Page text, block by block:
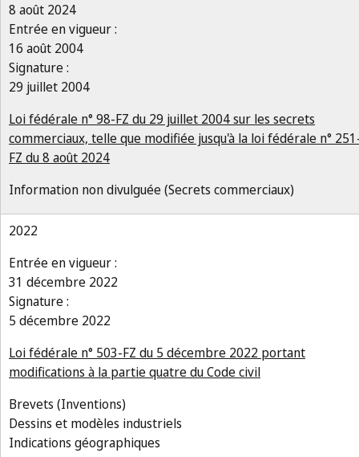
8 août 2024
Entrée en vigueur :
16 août 2004
Signature :
29 juillet 2004
Loi fédérale n° 98-FZ du 29 juillet 2004 sur les secrets
commerciaux, telle que modifiée jusqu'à la loi fédérale n°
FZ du 8 août 2024
Information non divulguée (Secrets commerciaux)
2022
Entrée en vigueur :
31 décembre 2022
Signature :
5 décembre 2022
Loi fédérale n° 503-FZ du 5 décembre 2022 portant
modifications à la partie quatre du Code civil
Brevets (Inventions)
Dessins et modèles industriels
Indications géographiques